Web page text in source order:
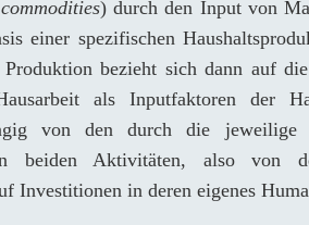
) durch den Input von
einer spezifischen
bezieht sich dann auf
als Inputfaktoren der
von den durch die jeweilige
beiden Aktivitäten, also von
Investitionen in deren eigenes